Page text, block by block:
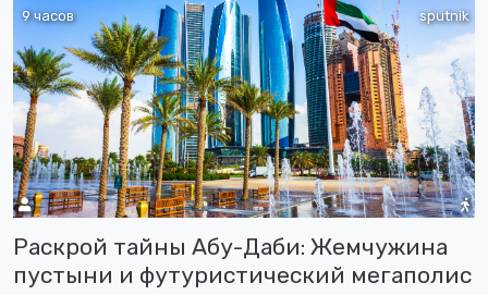
sputnik
9 часов
Раскрой тайны Абу-Даби: Жемчужина
пустыни и футуристический мегаполис